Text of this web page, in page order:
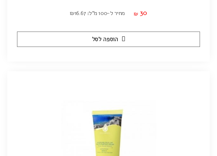
₪ 30 מחיר ל-100 מ"ל: ₪16.67
הוספה לסל